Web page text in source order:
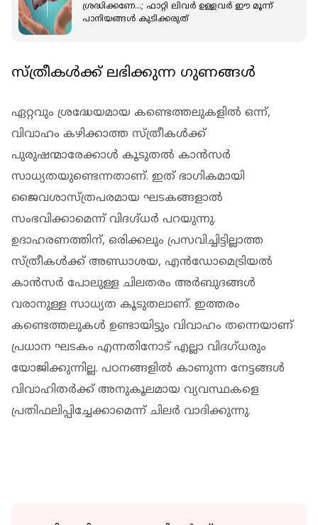
ശ്രദ്ധിക്കണേ...; ഫാറ്റി ലിവര്‍ ഉള്ളവര്‍ ഈ മൂന്ന്
പാനിയങ്ങള്‍ കുടിക്കരുത്
സ്ത്രീകള്‍ക്ക് ലഭിക്കുന്ന ഗുണങ്ങള്‍
ഏറ്റവും ശ്രദ്ധേയമായ കണ്ടെത്തലുകളില്‍ ഒന്ന്,
വിവാഹം കഴിക്കാത്ത സ്ത്രീകള്‍ക്ക്
പുരുഷന്മാരേക്കാള്‍ കൂടുതല്‍ കാന്‍സര്‍
സാധ്യതയുണ്ടെന്നതാണ്. ഇത് ഭാഗികമായി
ജൈവശാസ്ത്രപരമായ ഘടകങ്ങളാല്‍
സംഭവിക്കാമെന്ന് വിദഗ്ദ്ധര്‍ പറയുന്നു.
ഉദാഹരണത്തിന്, ഒരിക്കലും പ്രസവിച്ചിട്ടില്ലാത്ത
സ്ത്രീകള്‍ക്ക് അണ്ഡാശയ, എന്‍ഡോമെട്രിയല്‍
കാന്‍സര്‍ പോലുള്ള ചിലതരം അര്‍ബുദങ്ങള്‍
വരാനുള്ള സാധ്യത കൂടുതലാണ്. ഇത്തരം
കണ്ടെത്തലുകള്‍ ഉണ്ടായിട്ടും വിവാഹം തന്നെയാണ്
പ്രധാന ഘടകം എന്നതിനോട് എല്ലാ വിദഗ്ധരും
യോജിക്കുന്നില്ല. പഠനങ്ങളില്‍ കാണുന്ന നേട്ടങ്ങള്‍
വിവാഹിതര്‍ക്ക് അനുകൂലമായ വ്യവസ്ഥകളെ
പ്രതിഫലിപ്പിച്ചേക്കാമെന്ന് ചിലര്‍ വാദിക്കുന്നു.